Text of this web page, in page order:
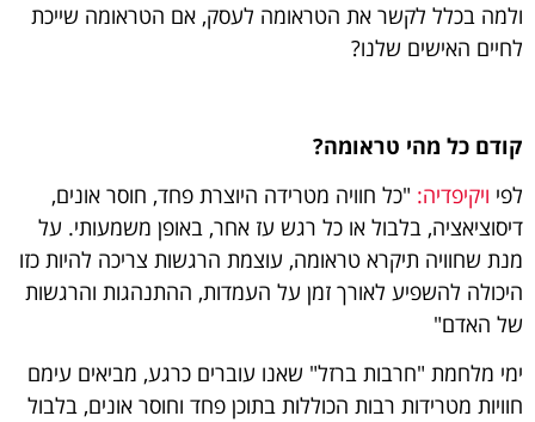
ולמה בכלל לקשר את הטראומה לעסק, אם הטראומה שייכת
לחיים האישים שלנו?
קודם כל מהי טראומה?
לפי ויקיפדיה: "כל חוויה מטרידה היוצרת פחד, חוסר אונים,
דיסוציאציה, בלבול או כל רגש עז אחר, באופן משמעותי. על
מנת שחוויה תיקרא טראומה, עוצמת הרגשות צריכה להיות כזו
היכולה להשפיע לאורך זמן על העמדות, ההתנהגות והרגשות
של האדם"
ימי מלחמת "חרבות ברזל" שאנו עוברים כרגע, מביאים עימם
חוויות מטרידות רבות הכוללות בתוכן פחד וחוסר אונים, בלבול